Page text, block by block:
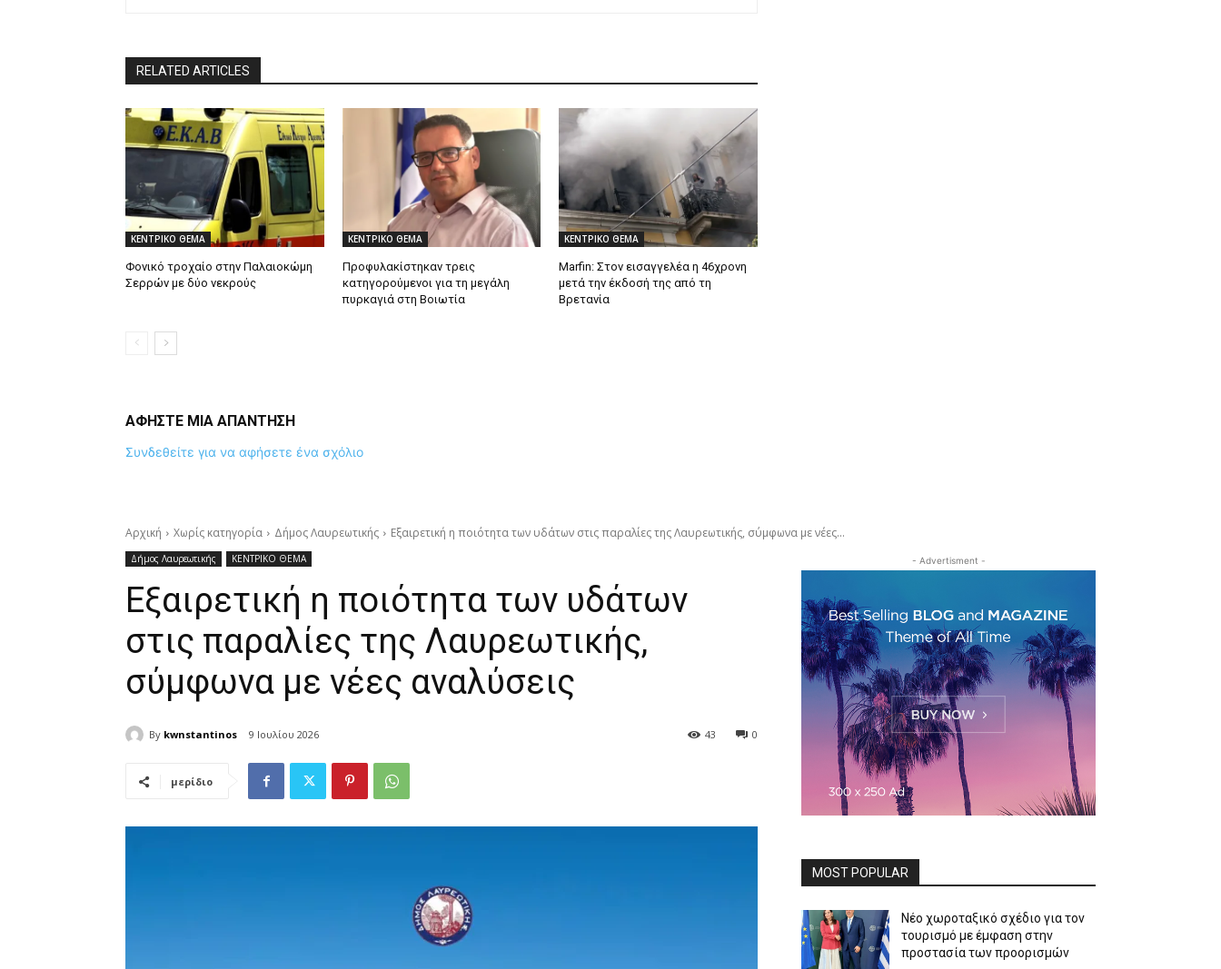
RELATED ARTICLES
ΚΕΝΤΡΙΚΟ ΘΕΜΑ
Φονικό τροχαίο στην Παλαιοκώμη
Σερρών με δύο νεκρούς
ΚΕΝΤΡΙΚΟ ΘΕΜΑ
Προφυλακίστηκαν τρεις
κατηγορούμενοι για τη μεγάλη
πυρκαγιά στη Βοιωτία
ΚΕΝΤΡΙΚΟ ΘΕΜΑ
Marfin: Στον εισαγγελέα η 46χρονη
μετά την έκδοσή της από τη
Βρετανία
ΑΦΗΣΤΕ ΜΙΑ ΑΠΑΝΤΗΣΗ
Συνδεθείτε για να αφήσετε ένα σχόλιο